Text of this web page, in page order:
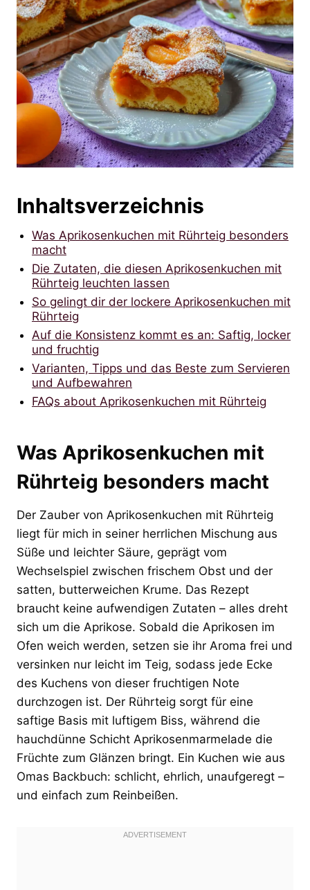
Inhaltsverzeichnis
Was Aprikosenkuchen mit Rührteig besonders
macht
Die Zutaten, die diesen Aprikosenkuchen mit
Rührteig leuchten lassen
So gelingt dir der lockere Aprikosenkuchen mit
Rührteig
Auf die Konsistenz kommt es an: Saftig, locker
und fruchtig
Varianten, Tipps und das Beste zum Servieren
und Aufbewahren
FAQs about Aprikosenkuchen mit Rührteig
Was Aprikosenkuchen mit
Rührteig besonders macht
Der Zauber von Aprikosenkuchen mit Rührteig
liegt für mich in seiner herrlichen Mischung aus
Süße und leichter Säure, geprägt vom
Wechselspiel zwischen frischem Obst und der
satten, butterweichen Krume. Das Rezept
braucht keine aufwendigen Zutaten – alles dreht
sich um die Aprikose. Sobald die Aprikosen im
Ofen weich werden, setzen sie ihr Aroma frei und
versinken nur leicht im Teig, sodass jede Ecke
des Kuchens von dieser fruchtigen Note
durchzogen ist. Der Rührteig sorgt für eine
saftige Basis mit luftigem Biss, während die
hauchdünne Schicht Aprikosenmarmelade die
Früchte zum Glänzen bringt. Ein Kuchen wie aus
Omas Backbuch: schlicht, ehrlich, unaufgeregt –
und einfach zum Reinbeißen.